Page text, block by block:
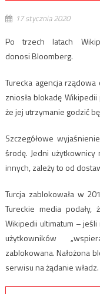
17 stycznia 2020
Po trzech latach
donosi Bloomberg.
Turecka agencja
zniosła blokadę
że jej utrzymanie godzić
Szczegółowe
środę. Jedni
innych, zależy to od
Turcja zablokowała w
Tureckie media
Wikipedii ultimatum –
użytkowników
zablokowana. Nałożona
serwisu na żądanie władz.